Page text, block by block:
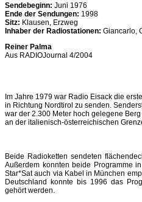
Sendebeginn: Juni 1976
Ende der Sendungen: 1998
Sitz: Klausen, Erzweg
Inhaber der Radiostationen: Giancarlo,
Reiner Palma
Aus RADIOJournal 4/2004
Im Jahre 1979 war Radio Eisack die
in Richtung Nordtirol zu senden.
war der 2.300 Meter hoch gelegene
an der italienisch-österreichischen
Beide Radioketten sendeten
Außerdem konnten beide Programme
Star*Sat auch via Kabel in München
Deutschland konnte bis 1996 das
gehört werden.